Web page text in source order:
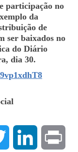
participação no
da
de
ser baixados no
do Diário
dia 30.
Twitter LinkedIn